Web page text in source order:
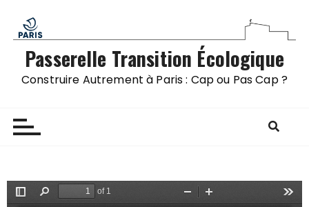
Passerelle Transition Écologique
Construire Autrement à Paris : Cap ou Pas Cap ?